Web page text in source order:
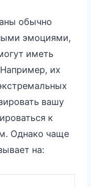
обычно
эмоциями,
иметь
их
вашу
к
Однако чаще
на: